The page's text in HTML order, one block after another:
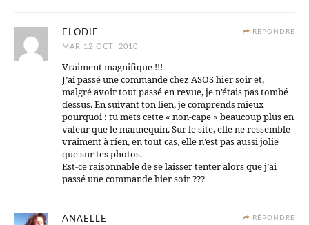
RÉPONDRE
ELODIE
MAR 12 OCT, 2010
Vraiment magnifique !!!
J’ai passé une commande chez ASOS hier soir et,
malgré avoir tout passé en revue, je n’étais pas tombé
dessus. En suivant ton lien, je comprends mieux
pourquoi : tu mets cette « non-cape » beaucoup plus en
valeur que le mannequin. Sur le site, elle ne ressemble
vraiment à rien, en tout cas, elle n’est pas aussi jolie
que sur tes photos.
Est-ce raisonnable de se laisser tenter alors que j’ai
passé une commande hier soir ???
RÉPONDRE
ANAELLE